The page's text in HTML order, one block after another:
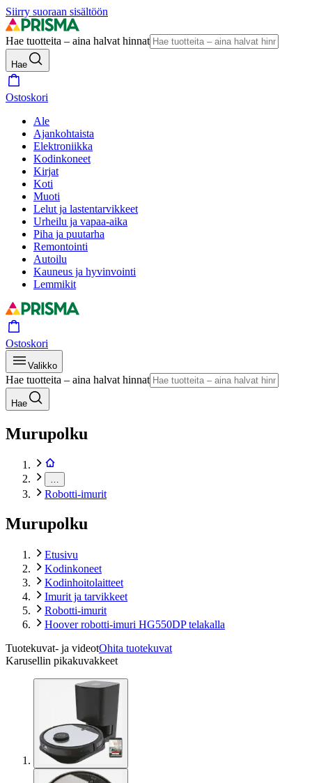
Siirry suoraan sisältöön
Hae tuotteita – aina halvat hinnat
Hae
Ostoskori
Ale
Ajankohtaista
Elektroniikka
Kodinkoneet
Kirjat
Koti
Muoti
Lelut ja lastentarvikkeet
Urheilu ja vapaa-aika
Piha ja puutarha
Remontointi
Autoilu
Kauneus ja hyvinvointi
Lemmikit
Ostoskori
Valikko
Hae tuotteita – aina halvat hinnat
Hae
Murupolku
Robotti-imurit
Murupolku
Etusivu
Kodinkoneet
Kodinhoitolaitteet
Imurit ja tarvikkeet
Robotti-imurit
Hoover robotti-imuri HG550DP telakalla
Tuotekuvat- ja videotOhita tuotekuvat
Karusellin pikakuvakkeet